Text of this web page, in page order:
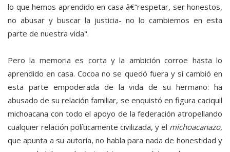
lo que hemos aprendido en casa â€“respetar, ser honestos,
no abusar y buscar la justicia- no lo cambiemos en esta
parte de nuestra vida".
Pero la memoria es corta y la ambición corroe hasta lo
aprendido en casa. Cocoa no se quedó fuera y sí cambió en
esta parte empoderada de la vida de su hermano: ha
abusado de su relación familiar, se enquistó en figura caciquil
michoacana con todo el apoyo de la federación atropellando
cualquier relación políticamente civilizada, y el michoacanazo,
que apunta a su autoría, no habla para nada de honestidad y